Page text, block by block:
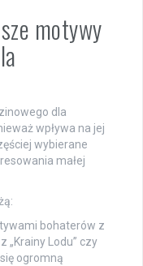
motywy
dla
wpływa na jej
wybierane
małej
bohaterów z
„Krainy Lodu” czy
ogromną